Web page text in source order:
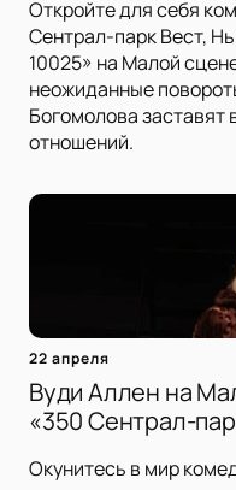
Откройте для себя
Сентрал-парк Вест,
10025» на Малой
неожиданные
Богомолова заставят
отношений.
22 апреля
Вуди Аллен на
«350 Сентрал-
Окунитесь в мир